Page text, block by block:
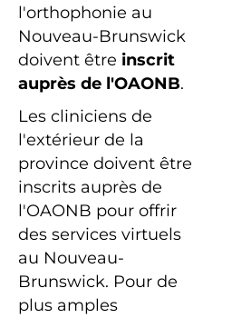
l'orthophonie au
Nouveau-Brunswick
doivent être inscrit
auprès de l'OAONB.
Les cliniciens de
l'extérieur de la
province doivent être
inscrits auprès de
l'OAONB pour offrir
des services virtuels
au Nouveau-
Brunswick. Pour de
plus amples